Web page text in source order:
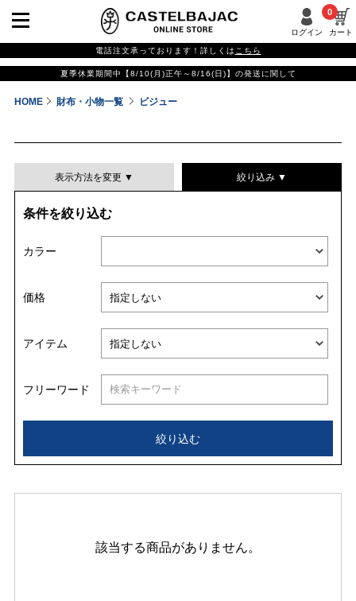
ログイン カート
0
電話注文承っております！詳しくは こちら
夏季休業期間中【8/10(月)正午～8/16(日)】の発送に関して
HOME 財布・小物一覧 ビジュー
表示方法を変更 ▼
並び替える
絞り込み ▼
条件を絞り込む
カラー
価格
アイテム
フリーワード
絞り込む
該当する商品がありません。